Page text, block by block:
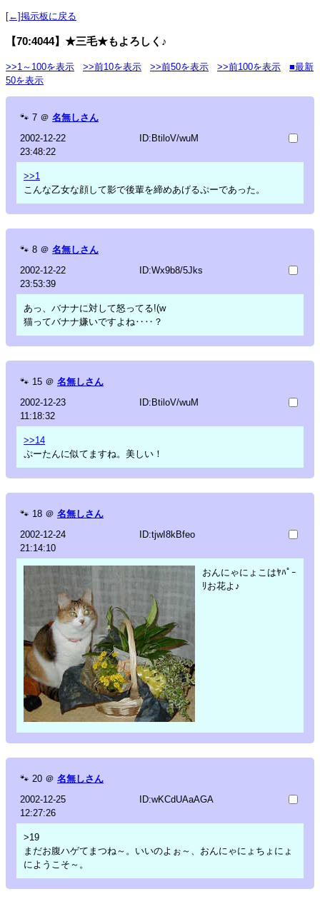
[←]掲示板に戻る
【70:4044】★三毛★もよろしく♪
>>1～100を表示 >>前10を表示 >>前50を表示 >>前100を表示
■最新
50を表示
🐾 7 ＠ 名無しさん
2002-12-22
23:48:22
ID:BtiloV/wuM
>>1
こんな乙女な顔して影で後輩を締めあげるぷーであった。
🐾 8 ＠ 名無しさん
2002-12-22
23:53:39
ID:Wx9b8/5Jks
あっ、バナナに対して怒ってる!(w
猫ってバナナ嫌いですよね‥‥？
🐾 15 ＠ 名無しさん
2002-12-23
11:18:32
ID:BtiloV/wuM
>>14
ぷーたんに似てますね。美しい！
🐾 18 ＠ 名無しさん
2002-12-24
21:14:10
ID:tjwI8kBfeo
おんにゃにょこはﾔﾊﾟｰ
ﾘお花よ♪
🐾 20 ＠ 名無しさん
2002-12-25
12:27:26
ID:wKCdUAaAGA
>19
まだお腹ハゲてまつね～。いいのよぉ～、おんにゃにょちょにょ
にようこそ～。